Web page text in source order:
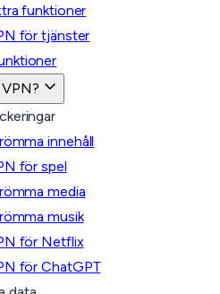
funktioner
för tjänster
innehåll
för spel
media
musik
för Netflix
för ChatGPT